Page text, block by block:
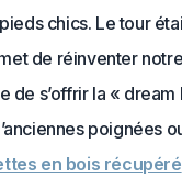
chics. Le tour
de réinventer
de s’offrir la «
poignées
en bois récupéré